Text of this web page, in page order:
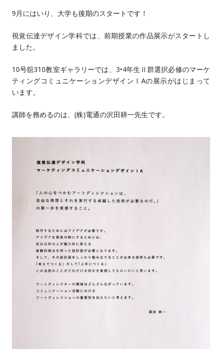
9月にはいり、大学も後期のスタートです！
視覚伝達デザイン学科では、前期授業の作品展示がスタートし
ました。
10号舘310教室ギャラリーでは、3•4年生Ⅱ群選択必修のマーケ
ティングコミュニケーションデザインⅠAの展示がはじまって
います。
講師を務めるのは、(株)電通の沢田耕一先生です。